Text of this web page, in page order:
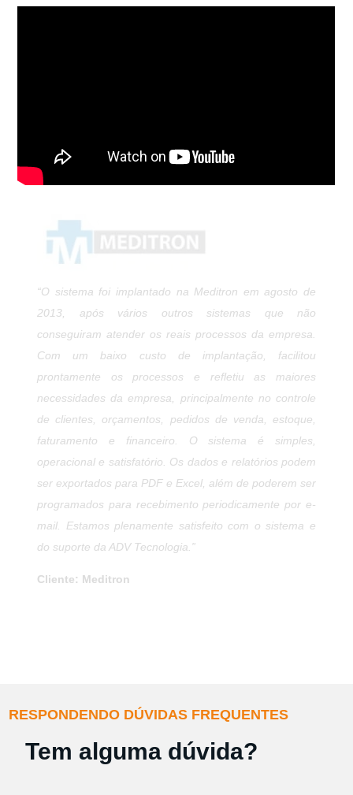
“A ADV Tecnologia resolveu um problema crônico que
tínhamos com o nosso faturamento, a Danreal atende
todo o território Nacional e as regras tributárias que
cada estado trabalha dificultava demais o nosso
processo de emissão de Notas Fiscais. Ter um ERP
como o da ADV facilita nossa rotina, automatiza
processos, e minimiza erros é um sistema completo
que contribui para uma tomada de decisão mais
assertiva. Conhecemos o trabalho da ADV desde 2008
por ser uma empresa que há um bom tempo atua no
mercado e em diferentes segmentos, demonstra
competência e se mantém atualizada com as novas
tecnologias”
Cliente: Danreal
RESPONDENDO DÚVIDAS FREQUENTES
Tem alguma dúvida?